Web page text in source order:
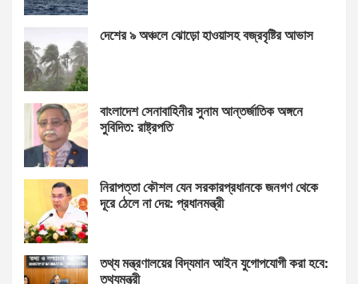
দেশের ৯ অঞ্চলে ঝোড়ো হাওয়াসহ বজ্রবৃষ্টির আভাস
বাংলাদেশ সেনাবাহিনীর সুনাম আন্তর্জাতিক অঙ্গনে
সুবিদিত: রাষ্ট্রপতি
নিরাপত্তা কৌশল যেন সরকারপ্রধানকে জনগণ থেকে
দূরে ঠেলে না দেয়: প্রধানমন্ত্রী
তথ্য মন্ত্রণালয়ের বিদ্যমান আইন যুগোপযোগী করা হবে:
তথ্যমন্ত্রী